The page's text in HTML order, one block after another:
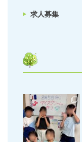
求人募集